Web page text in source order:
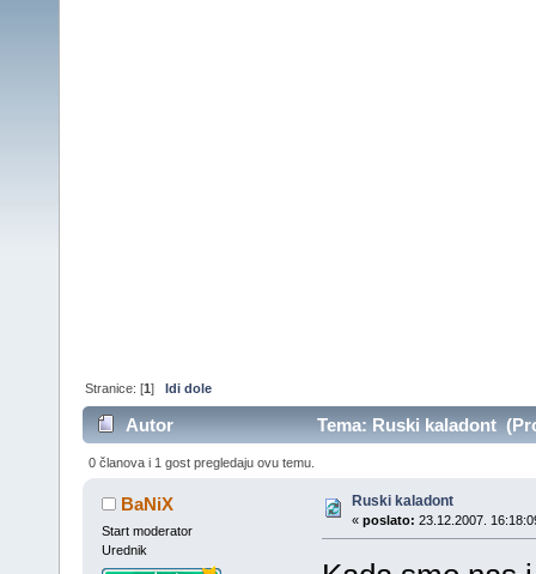
Stranice: [1]Idi dole
Autor Tema: Ruski kaladont
0 članova i 1 gost pregledaju ovu temu.
BaNiX
Start moderator
Urednik
Ruski kaladont
« poslato: 23.12.2007.